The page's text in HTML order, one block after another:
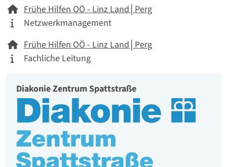
NetzwerkFrühe Hilfen OÖ - Linz Land│Perg
Tätigkeitskategorie
Netzwerkmanagement
NetzwerkFrühe Hilfen OÖ - Linz Land│Perg
Tätigkeitskategorie
Fachliche Leitung
Organisation
Diakonie Zentrum Spattstraße
Logo